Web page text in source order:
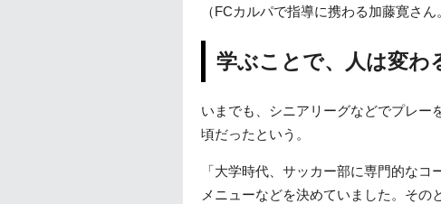
（FCカルパで指導に携わる加藤寛さ
学ぶことで、人は変わ
いまでも、シニアリーグなどでプレー
頃だったという。
「大学時代、サッカー部に専門的な
メニューなどを決めていました。そ